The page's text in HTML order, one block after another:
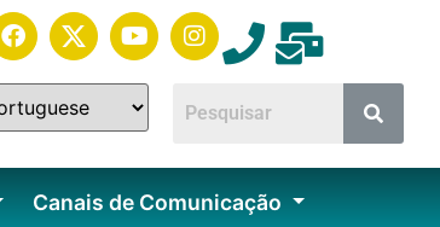
Canais de Comunicação